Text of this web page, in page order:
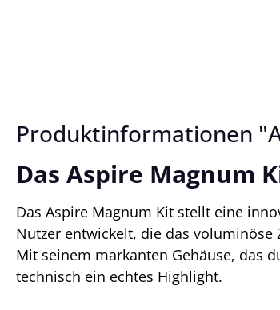
Produktinformationen
Das Aspire Magnum
Das Aspire Magnum Kit stellt eine
Nutzer entwickelt, die das voluminöse
Mit seinem markanten Gehäuse, das
technisch ein echtes Highlight.